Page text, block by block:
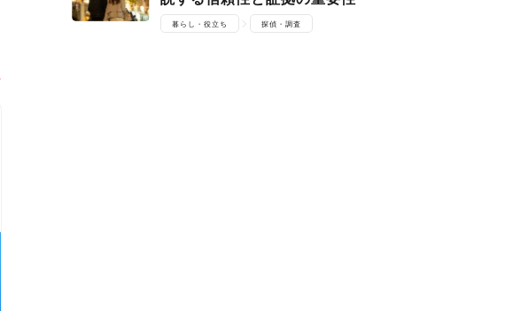
暮らし・役立ち 探偵・調査